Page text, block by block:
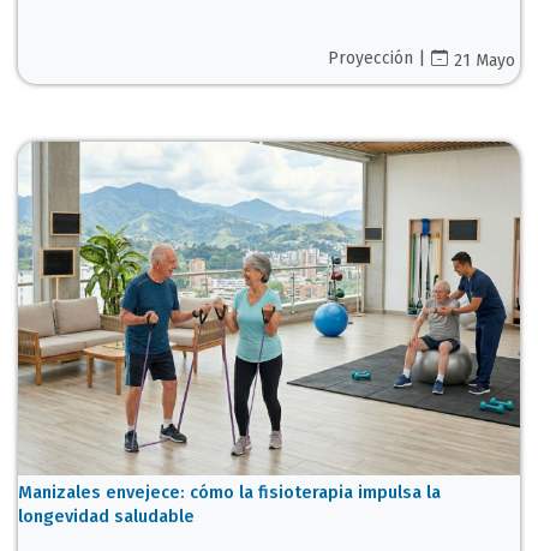
Proyección | 21 Mayo
Manizales envejece: cómo la fisioterapia impulsa la
longevidad saludable